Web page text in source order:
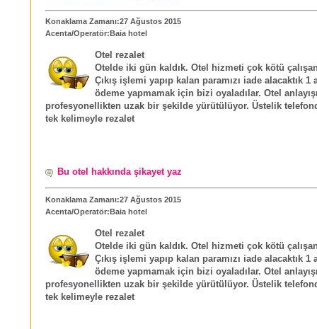
Konaklama Zamanı:27 Ağustos 2015
Acenta/Operatör:Baia hotel
Otel rezalet
Otelde iki gün kaldık. Otel hizmeti çok kötü
Çıkış işlemi yapıp kalan paramızı iade alacaktık 1
ödeme yapmamak için bizi oyaladılar. Otel
profesyonellikten uzak bir şekilde yürütülüyor. Üstelik
tek kelimeyle rezalet
Bu otel hakkında şikayet yaz
Konaklama Zamanı:27 Ağustos 2015
Acenta/Operatör:Baia hotel
Otel rezalet
Otelde iki gün kaldık. Otel hizmeti çok kötü
Çıkış işlemi yapıp kalan paramızı iade alacaktık 1
ödeme yapmamak için bizi oyaladılar. Otel
profesyonellikten uzak bir şekilde yürütülüyor. Üstelik
tek kelimeyle rezalet